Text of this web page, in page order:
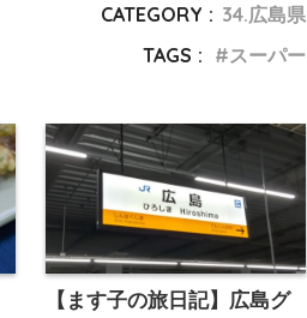
CATEGORY : 34.広島県
TAGS :
スーパー
【ます子の旅日記】広島グ